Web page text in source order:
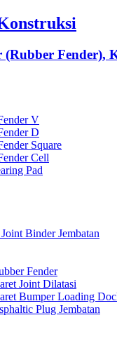
Fender),
V
D
Square
Cell
Pad
Binder Jembatan
Fender
Joint Dilatasi
Bumper Loading
Plug Jembatan